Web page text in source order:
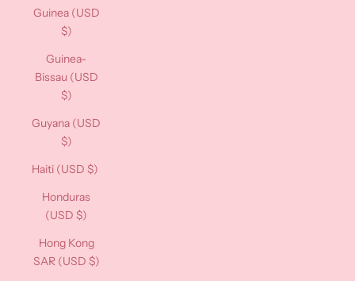
Guinea (USD
$)
Guinea-
Bissau (USD
$)
Guyana (USD
$)
Haiti (USD $)
Honduras
(USD $)
Hong Kong
SAR (USD $)